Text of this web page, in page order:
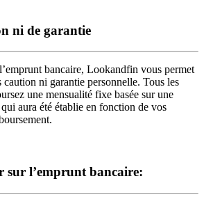
ni de garantie
bancaire, Lookandfin vous permet
caution ni garantie personnelle. Tous les
une mensualité fixe basée sur une
aura été établie en fonction de vos
sur l’emprunt bancaire: